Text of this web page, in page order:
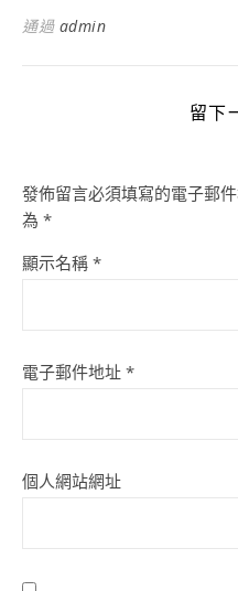
通過 admin
留下
發佈留言必須填寫的電子郵
為 *
顯示名稱 *
電子郵件地址 *
個人網站網址